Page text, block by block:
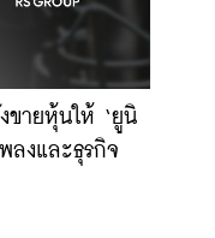
ขายหุ้นให้ ‘ยูนิ
ลงและธุรกิจ